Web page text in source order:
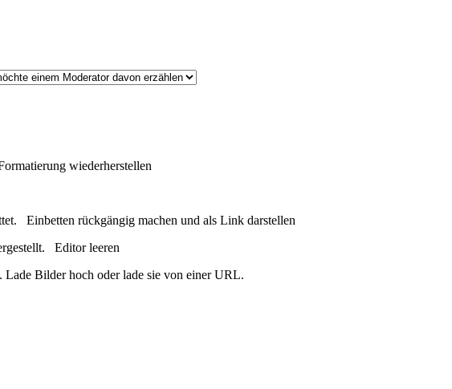
wiederherstellen
Einbetten rückgängig machen und als Link darstellen
Editor leeren
Bilder hoch oder lade sie von einer URL.